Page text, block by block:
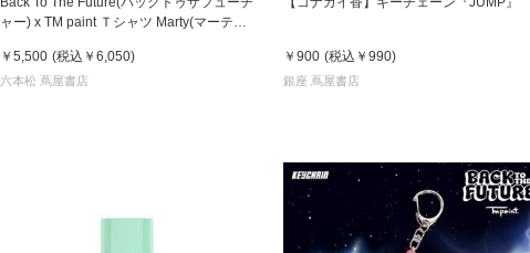
ャー) x TM paint Ｔシャツ Marty(マーティ)
￥5,500 (税込 ￥6,050)
六本松 蔦屋書店
￥900 (税込 ￥990)
銀座 蔦屋書店